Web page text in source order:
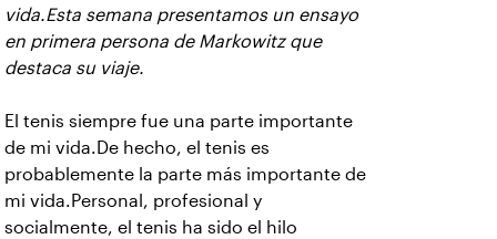
vida.Esta semana presentamos un ensayo
en primera persona de Markowitz que
destaca su viaje.
El tenis siempre fue una parte importante
de mi vida.De hecho, el tenis es
probablemente la parte más importante de
mi vida.Personal, profesional y
socialmente, el tenis ha sido el hilo